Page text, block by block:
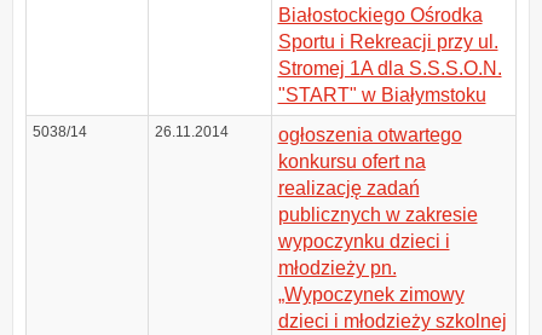
Białostockiego Ośrodka
Sportu i Rekreacji przy ul.
Stromej 1A dla S.S.S.O.N.
"START" w Białymstoku
5038/14 26.11.2014
ogłoszenia otwartego
konkursu ofert na
realizację zadań
publicznych w zakresie
wypoczynku dzieci i
młodzieży pn.
„Wypoczynek zimowy
dzieci i młodzieży szkolnej